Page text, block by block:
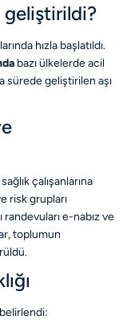
geliştirildi?
hızla başlatıldı.
bazı ülkelerde acil
sürede geliştirilen aşı
sağlık çalışanlarına
risk grupları
e-nabız ve
toplumun
belirlendi: